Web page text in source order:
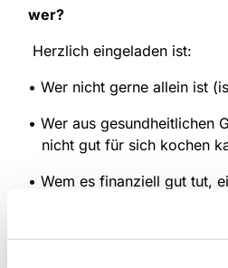
wer?
Herzlich eingeladen ist:
• Wer nicht gerne allein ist
• Wer aus gesundheitlichen
nicht gut für sich kochen
• Wem es finanziell gut tut,
nicht selbst für ein